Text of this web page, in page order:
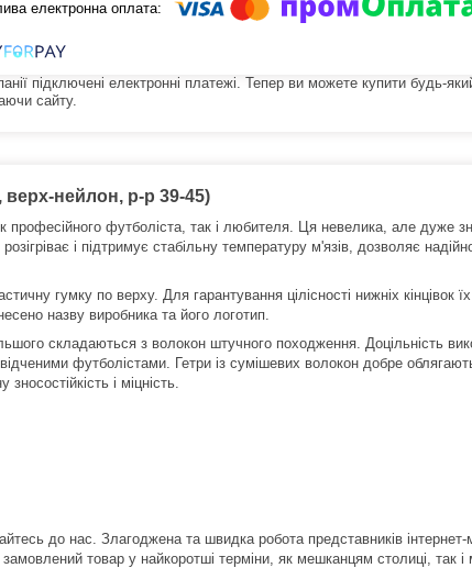
підключені електронні платежі. Тепер ви можете купити будь-
сайту.
верх-нейлон, р-р 39-45)
професійного футболіста, так і любителя.
Ця невелика, але дуже
і підтримує стабільну температуру м'язів, дозволяє
гумку по верху. Для гарантування цілісності нижніх кінцівок
назву виробника та його логотип.
складаються з волокон штучного походження. Доцільність
футболістами.
Гетри із сумішевих волокон добре
і міцність.
до нас. Злагоджена та швидка робота представників інтернет-
товар у найкоротші терміни, як мешканцям столиці, так